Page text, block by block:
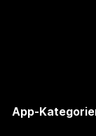
App-